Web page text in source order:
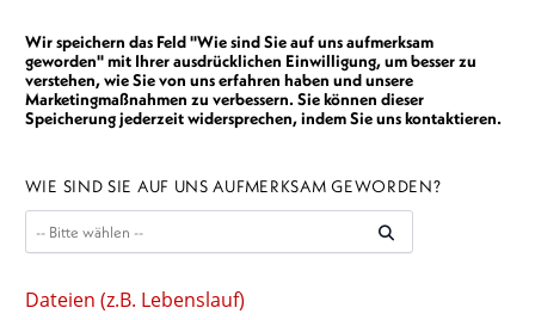
Wir speichern das Feld "Wie sind Sie auf uns aufmerksam
geworden" mit Ihrer ausdrücklichen Einwilligung, um besser zu
verstehen, wie Sie von uns erfahren haben und unsere
Marketingmaßnahmen zu verbessern. Sie können dieser
Speicherung jederzeit widersprechen, indem Sie uns kontaktieren.
WIE SIND SIE AUF UNS AUFMERKSAM GEWORDEN?
Dateien (z.B. Lebenslauf)